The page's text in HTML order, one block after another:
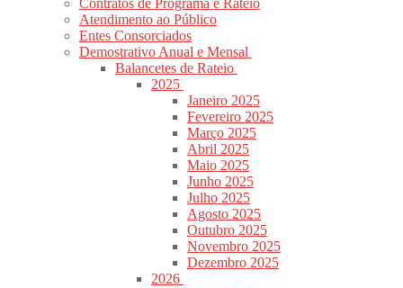
Contratos de Programa e Rateio
Atendimento ao Público
Entes Consorciados
Demostrativo Anual e Mensal
Balancetes de Rateio
2025
Janeiro 2025
Fevereiro 2025
Março 2025
Abril 2025
Maio 2025
Junho 2025
Julho 2025
Agosto 2025
Outubro 2025
Novembro 2025
Dezembro 2025
2026